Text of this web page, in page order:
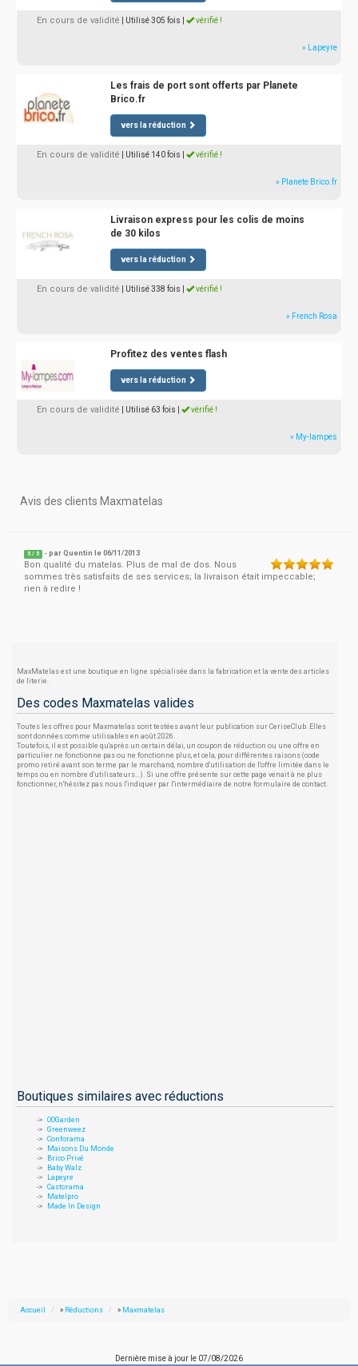
En cours de validité | Utilisé 305 fois vérifié !
» Lapeyre
Les frais de port sont offerts par Planete
Brico.fr
vers la réduction
En cours de validité | Utilisé 140 fois vérifié !
» Planete Brico.fr
Livraison express pour les colis de moins
de 30 kilos
vers la réduction
En cours de validité | Utilisé 338 fois vérifié !
» French Rosa
Profitez des ventes flash
vers la réduction
En cours de validité | Utilisé 63 fois vérifié !
» My-lampes
Avis des clients Maxmatelas
5 / 5 - parQuentin le 06/11/2013
Bon qualité du matelas. Plus de mal de dos. Nous
sommes très satisfaits de ses services; la livraison était impeccable;
rien à redire !
MaxMatelas est une boutique en ligne spécialisée dans la fabrication et la vente des articles
de literie.
Des codes Maxmatelas valides
Toutes les offres pour Maxmatelas sont testées avant leur publication sur CeriseClub. Elles
sont données comme utilisables en août 2026.
Toutefois, il est possible qu'après un certain délai, un coupon de réduction ou une offre en
particulier ne fonctionne pas ou ne fonctionne plus, et cela, pour différentes raisons (code
promo retiré avant son terme par le marchand, nombre d'utilisation de l'offre limitée dans le
temps ou en nombre d'utilisateurs...). Si une offre présente sur cette page venait à ne plus
fonctionner, n'hésitez pas nous l'indiquer par l'intermédiaire de notre formulaire de contact.
Boutiques similaires avec réductions
OOGarden
Greenweez
Conforama
Maisons Du Monde
Brico Privé
Baby Walz
Lapeyre
Castorama
Matelpro
Made In Design
Accueil » Réductions » Maxmatelas
Dernière mise à jour le 07/08/2026